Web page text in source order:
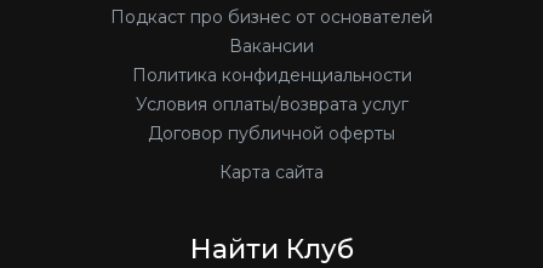
Подкаст про бизнес от основателей
Вакансии
Политика конфиденциальности
Условия оплаты/возврата услуг
Договор публичной оферты
Карта сайта
Найти Клуб